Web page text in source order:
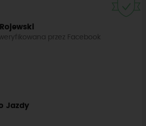
Jazdy
przez Facebook